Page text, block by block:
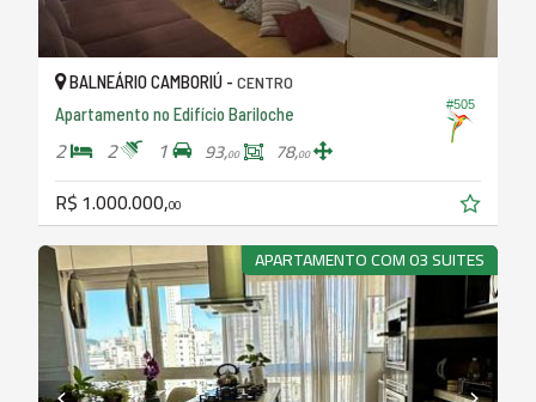
#505
BALNEÁRIO CAMBORIÚ - CENTRO
Apartamento no Edifício Bariloche
2 2 1 93,00 78,00
R$ 1.000.000,00
APARTAMENTO COM 03 SUITES